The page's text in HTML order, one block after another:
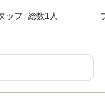
ッフ 総数1人